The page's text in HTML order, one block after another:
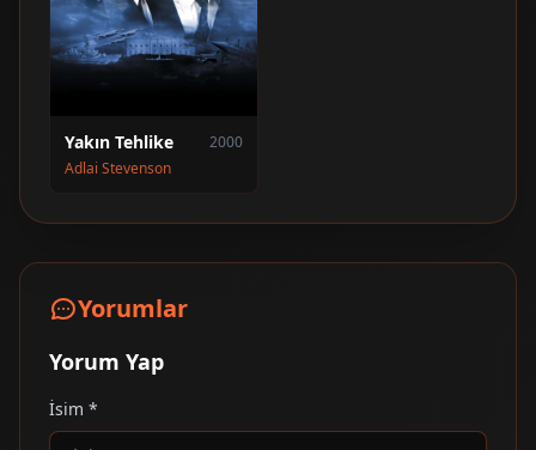
Yakın Tehlike
2000
Adlai Stevenson
Yorumlar
Yorum Yap
İsim *